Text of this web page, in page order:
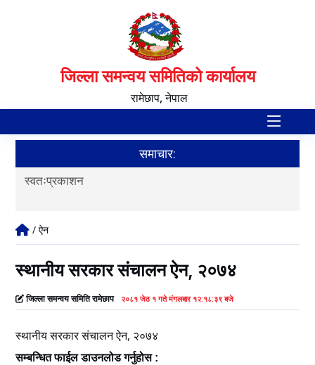
जिल्ला समन्वय समितिको कार्यालय
रामेछाप, नेपाल
समाचार:
स्वतःप्रकाशन
/ ऐन
स्थानीय सरकार संचालन ऐन, २०७४
जिल्ला समन्वय समिति रामेछाप २०८१ जेठ १ गते मंगलबार १२:१८:३९ बजे
स्थानीय सरकार संचालन ऐन, २०७४
सम्बन्धित फाईल डाउनलोड गर्नुहोस :